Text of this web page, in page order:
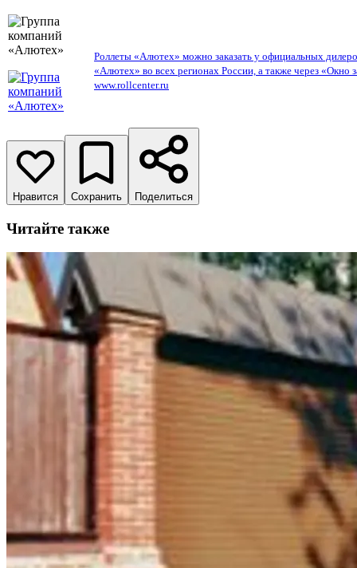
Роллеты «Алютех» можно заказать у официальных
«Алютех» во всех регионах России, а также через «Окно
www.rollcenter.ru
Нравится Сохранить Поделиться
Читайте также